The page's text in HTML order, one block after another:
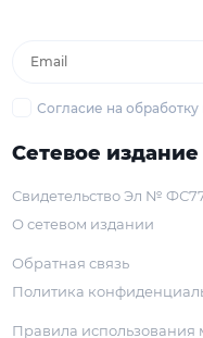
Согласие на
Сетевое
Свидетельство Эл №
О сетевом издании
Обратная связь
Политика
Правила использования